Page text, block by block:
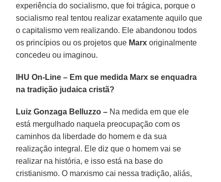
experiência do socialismo, que foi trágica, porque o
socialismo real tentou realizar exatamente aquilo que
o capitalismo vem realizando. Ele abandonou todos
os princípios ou os projetos que Marx originalmente
concedeu ou imaginou.
IHU On-Line – Em que medida Marx se enquadra
na tradição judaica cristã?
Luiz Gonzaga Belluzzo – Na medida em que ele
está mergulhado naquela preocupação com os
caminhos da liberdade do homem e da sua
realização integral. Ele diz que o homem vai se
realizar na história, e isso está na base do
cristianismo. O marxismo cai nessa tradição, aliás,